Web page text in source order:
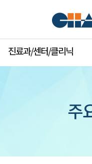
진료과/센터/클리닉
주